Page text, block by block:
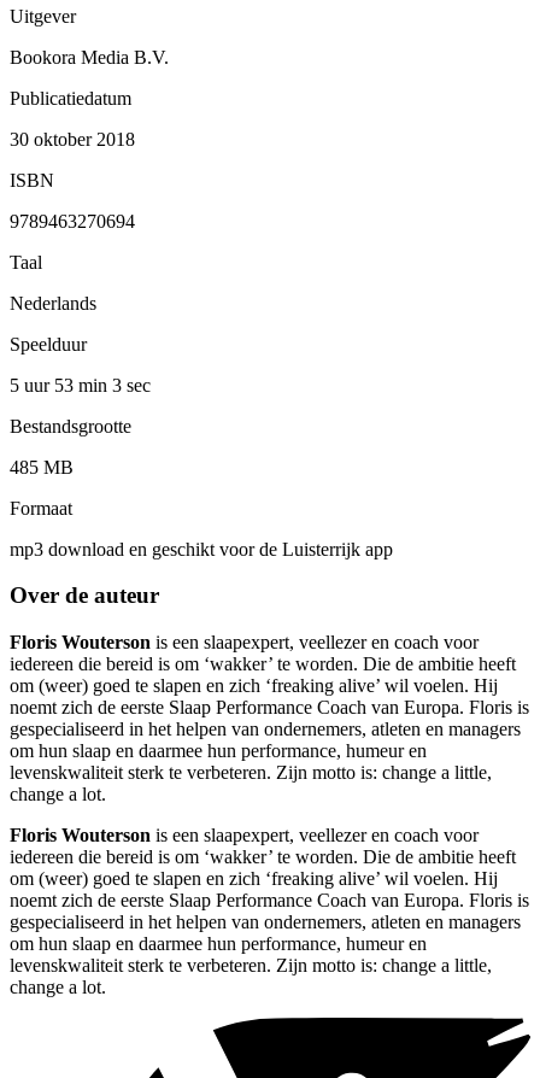
Uitgever
Bookora Media B.V.
Publicatiedatum
30 oktober 2018
ISBN
9789463270694
Taal
Nederlands
Speelduur
5 uur 53 min 3 sec
Bestandsgrootte
485 MB
Formaat
mp3 download en geschikt voor de Luisterrijk app
Over de auteur
Floris Wouterson is een slaapexpert, veellezer en coach voor
iedereen die bereid is om ‘wakker’ te worden. Die de ambitie heeft
om (weer) goed te slapen en zich ‘freaking alive’ wil voelen. Hij
noemt zich de eerste Slaap Performance Coach van Europa. Floris is
gespecialiseerd in het helpen van ondernemers, atleten en managers
om hun slaap en daarmee hun performance, humeur en
levenskwaliteit sterk te verbeteren. Zijn motto is: change a little,
change a lot.
Floris Wouterson is een slaapexpert, veellezer en coach voor
iedereen die bereid is om ‘wakker’ te worden. Die de ambitie heeft
om (weer) goed te slapen en zich ‘freaking alive’ wil voelen. Hij
noemt zich de eerste Slaap Performance Coach van Europa. Floris is
gespecialiseerd in het helpen van ondernemers, atleten en managers
om hun slaap en daarmee hun performance, humeur en
levenskwaliteit sterk te verbeteren. Zijn motto is: change a little,
change a lot.